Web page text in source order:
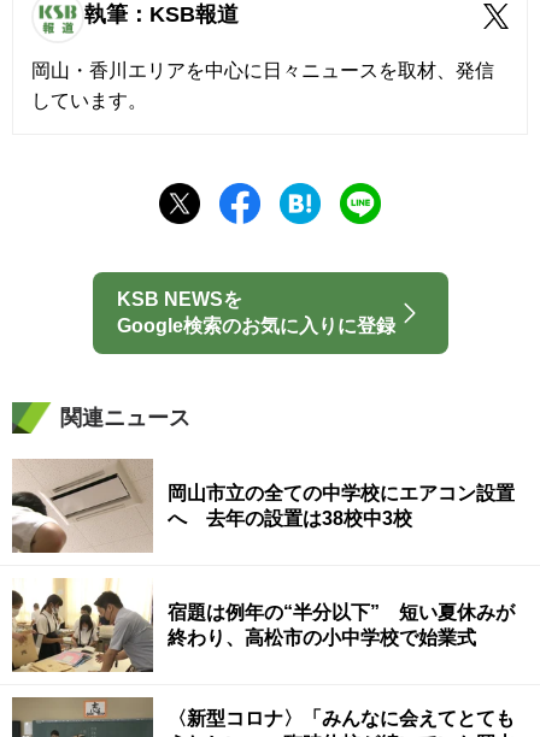
執筆：KSB報道
岡山・香川エリアを中心に日々ニュースを取材、発信
しています。
KSB NEWSを
Google検索のお気に入りに登録
関連ニュース
岡山市立の全ての中学校にエアコン設置
へ 去年の設置は38校中3校
宿題は例年の“半分以下” 短い夏休みが
終わり、高松市の小中学校で始業式
〈新型コロナ〉「みんなに会えてとても